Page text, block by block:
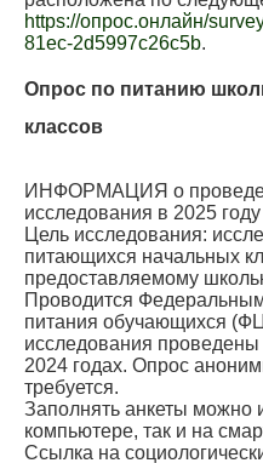
https://опрос.онлайн/
81ec-2d5997c26c5b.
Опрос по питанию
классов
ИНФОРМАЦИЯ о
исследования в 2025 году
Цель исследования:
питающихся начальных
предоставляемому
Проводится
питания обучающихся
исследования
2024 годах. Опрос
требуется.
Заполнять анкеты можно
компьютере, так и на
Ссылка на